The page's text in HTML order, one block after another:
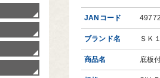
JANコード
ブランド名 ＳＫ
商品名 底板
ワークサポート